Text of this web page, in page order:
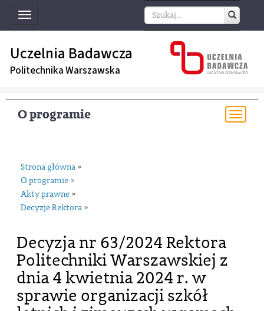
Toggle
navigation
Uczelnia Badawcza
Politechnika Warszawska
O programie
Strona główna »
O programie »
Akty prawne »
Decyzje Rektora »
Decyzja nr 63/2024 Rektora
Politechniki Warszawskiej z
dnia 4 kwietnia 2024 r. w
sprawie organizacji szkół